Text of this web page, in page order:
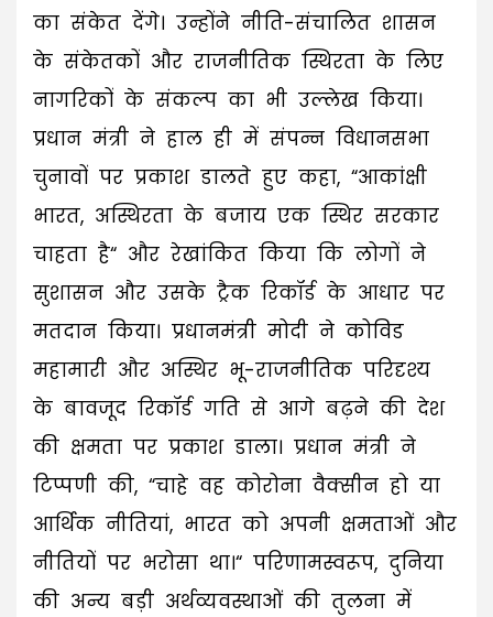
का संकेत देंगे। उन्होंने नीति-संचालित शासन
के संकेतकों और राजनीतिक स्थिरता के लिए
नागरिकों के संकल्प का भी उल्लेख किया।
प्रधान मंत्री ने हाल ही में संपन्न विधानसभा
चुनावों पर प्रकाश डालते हुए कहा, “आकांक्षी
भारत, अस्थिरता के बजाय एक स्थिर सरकार
चाहता है“ और रेखांकित किया कि लोगों ने
सुशासन और उसके ट्रैक रिकॉर्ड के आधार पर
मतदान किया। प्रधानमंत्री मोदी ने कोविड
महामारी और अस्थिर भू-राजनीतिक परिदृश्य
के बावजूद रिकॉर्ड गति से आगे बढ़ने की देश
की क्षमता पर प्रकाश डाला। प्रधान मंत्री ने
टिप्पणी की, “चाहे वह कोरोना वैक्सीन हो या
आर्थिक नीतियां, भारत को अपनी क्षमताओं और
नीतियों पर भरोसा था।“ परिणामस्वरूप, दुनिया
की अन्य बड़ी अर्थव्यवस्थाओं की तुलना में